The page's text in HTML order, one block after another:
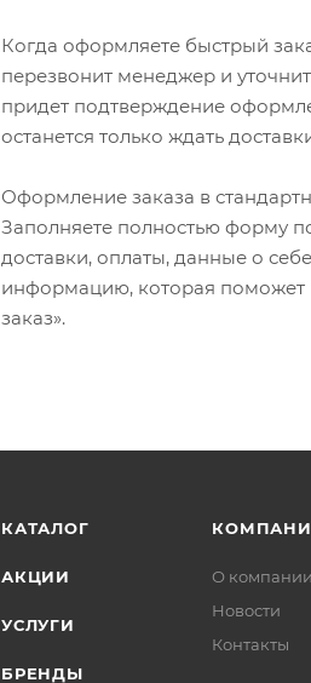
Когда оформляете быстрый
перезвонит менеджер и
придет подтверждение
останется только ждать
Оформление заказа в
Заполняете полностью форму
доставки, оплаты, данные о
информацию, которая поможет
заказ».
КАТАЛОГ
АКЦИИ
УСЛУГИ
БРЕНДЫ
О компании
Новости
Контакты